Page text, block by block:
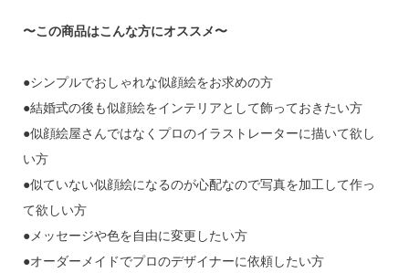
〜この商品はこんな方にオススメ〜
●シンプルでおしゃれな似顔絵をお求めの方
●結婚式の後も似顔絵をインテリアとして飾っておきたい方
●似顔絵屋さんではなくプロのイラストレーターに描いて欲し
い方
●似ていない似顔絵になるのが心配なので写真を加工して作っ
て欲しい方
●メッセージや色を自由に変更したい方
●オーダーメイドでプロのデザイナーに依頼したい方